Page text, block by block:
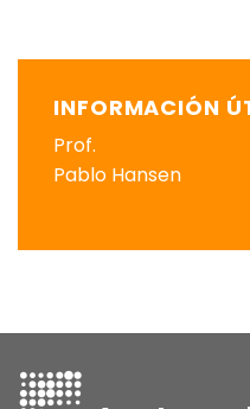
INFORMACIÓN
Prof.
Pablo Hansen